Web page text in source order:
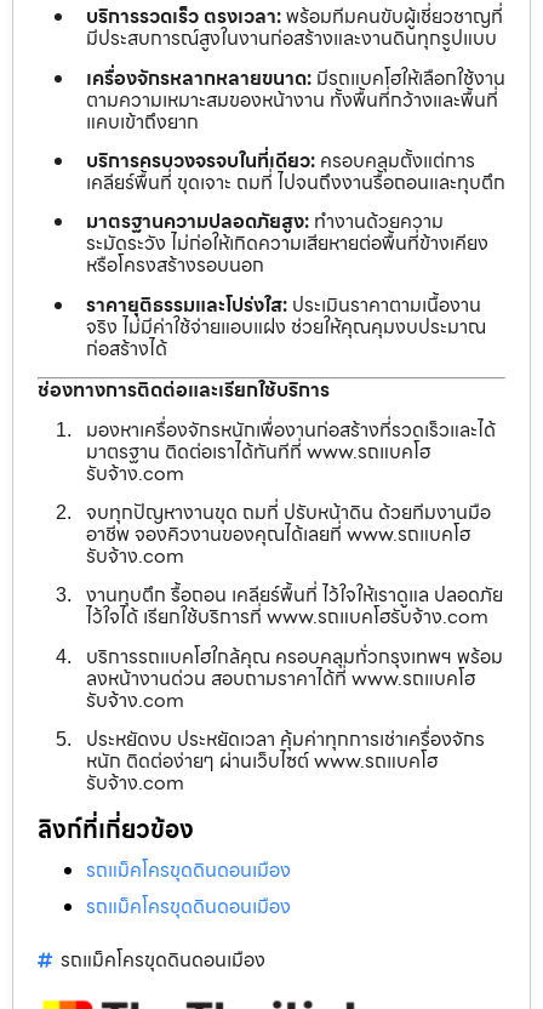
บริการรวดเร็ว ตรงเวลา:พร้อมทีมคนขับผู้เชี่ยวชาญที่
มีประสบการณ์สูงในงานก่อสร้างและงานดินทุกรูปแบบ
เครื่องจักรหลากหลายขนาด: มีรถแบคโฮให้เลือกใช้งาน
ตามความเหมาะสมของหน้างาน ทั้งพื้นที่กว้างและพื้นที่
แคบเข้าถึงยาก
บริการครบวงจรจบในที่เดียว: ครอบคลุมตั้งแต่การ
เคลียร์พื้นที่ ขุดเจาะ ถมที่ ไปจนถึงงานรื้อถอนและทุบตึก
มาตรฐานความปลอดภัยสูง: ทำงานด้วยความ
ระมัดระวัง ไม่ก่อให้เกิดความเสียหายต่อพื้นที่ข้างเคียง
หรือโครงสร้างรอบนอก
ราคายุติธรรมและโปร่งใส: ประเมินราคาตามเนื้องาน
จริง ไม่มีค่าใช้จ่ายแอบแฝง ช่วยให้คุณคุมงบประมาณ
ก่อสร้างได้
ช่องทางการติดต่อและเรียกใช้บริการ
มองหาเครื่องจักรหนักเพื่องานก่อสร้างที่รวดเร็วและได้
มาตรฐาน ติดต่อเราได้ทันทีที่ www.รถแบคโฮ
รับจ้าง.com
จบทุกปัญหางานขุด ถมที่ ปรับหน้าดิน ด้วยทีมงานมือ
อาชีพ จองคิวงานของคุณได้เลยที่ www.รถแบคโฮ
รับจ้าง.com
งานทุบตึก รื้อถอน เคลียร์พื้นที่ ไว้ใจให้เราดูแล ปลอดภัย
ไว้ใจได้ เรียกใช้บริการที่ www.รถแบคโฮรับจ้าง.com
บริการรถแบคโฮใกล้คุณ ครอบคลุมทั่วกรุงเทพฯ พร้อม
ลงหน้างานด่วน สอบถามราคาได้ที่ www.รถแบคโฮ
รับจ้าง.com
ประหยัดงบ ประหยัดเวลา คุ้มค่าทุกการเช่าเครื่องจักร
หนัก ติดต่อง่ายๆ ผ่านเว็บไซต์ www.รถแบคโฮ
รับจ้าง.com
ลิงก์ที่เกี่ยวข้อง
รถแม็คโครขุดดินดอนเมือง
รถแม็คโครขุดดินดอนเมือง
รถแม็คโครขุดดินดอนเมือง